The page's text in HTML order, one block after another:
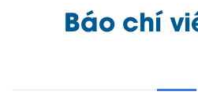
Báo chí